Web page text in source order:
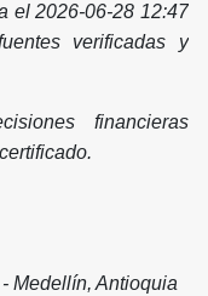
el 2026-06-28 12:47
verificadas y
financieras
Medellín, Antioquia